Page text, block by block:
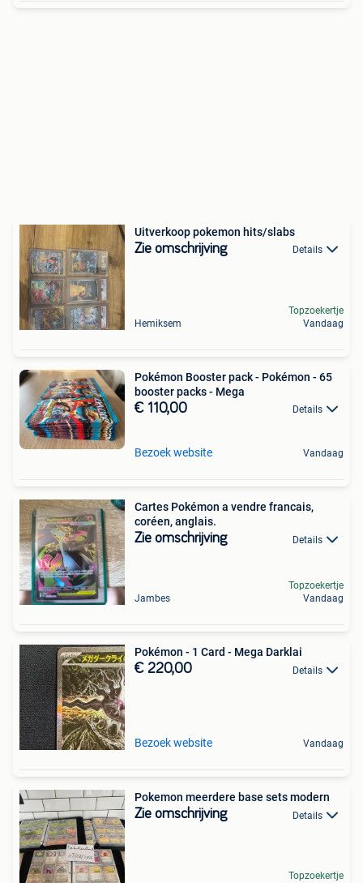
Uitverkoop pokemon hits/slabs
Zie omschrijving Details
Hemiksem
Topzoekertje
Vandaag
Pokémon Booster pack - Pokémon - 65
booster packs - Mega
€ 110,00 Details
Bezoek website Vandaag
Cartes Pokémon a vendre francais,
coréen, anglais.
Zie omschrijving Details
Jambes
Topzoekertje
Vandaag
Pokémon - 1 Card - Mega Darklai
€ 220,00 Details
Bezoek website Vandaag
Pokemon meerdere base sets modern
Zie omschrijving Details
Topzoekertje